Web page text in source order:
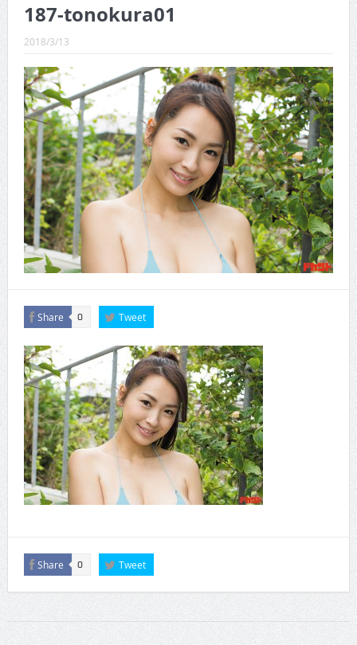
CINEMA×STYLE 290号
CINEMA×STYLE 289号
CINEMA×STYLE 288号
CINEMA×STYLE 287号
CINEMA×STYLE 286号
CINEMA×STYLE 285号
CINEMA×STYLE 294号
187-tonokura01
2018/3/13
Share 0 Tweet
Share 0 Tweet